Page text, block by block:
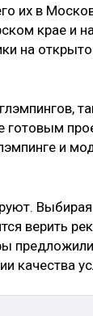
их в
крае и
на
и
Выбирая
верить
качества